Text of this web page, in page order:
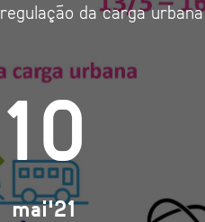
da carga urbana
10
mai'21